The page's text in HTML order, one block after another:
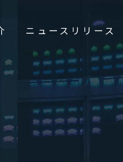
ニュースリリース